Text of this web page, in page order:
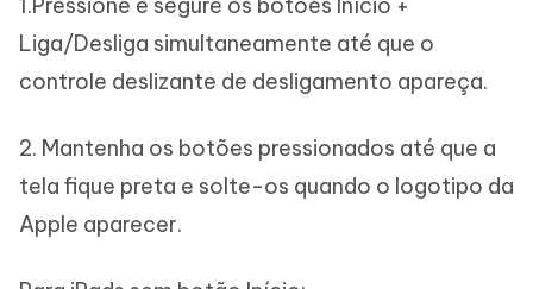
1.Pressione e segure os botões Início +
Liga/Desliga simultaneamente até que o
controle deslizante de desligamento apareça.
2. Mantenha os botões pressionados até que a
tela fique preta e solte-os quando o logotipo da
Apple aparecer.